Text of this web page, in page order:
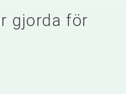
gjorda för